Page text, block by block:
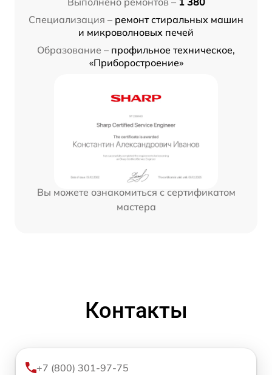
Специализация – ремонт стиральных машин
и микроволновых печей
Образование – профильное техническое,
«Приборостроение»
Вы можете ознакомиться с сертификатом
мастера
Контакты
+7 (800) 301-97-75